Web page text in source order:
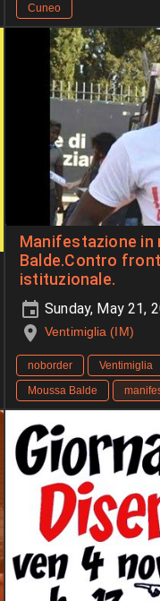
Cuneo
Manifestazione in
Balde.Contro
istituzionale.
Sunday, May 21,
Ventimiglia (IM)
noborder Ventimiglia
Moussa Balde